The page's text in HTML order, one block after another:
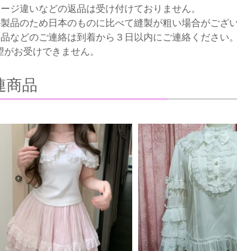
ジ違いなどの返品は受け付けておりません。
品のため日本のものに比べて縫製が粗い場合がござい
などのご連絡は到着から３日以内にご連絡ください
がお受けできません。
商品